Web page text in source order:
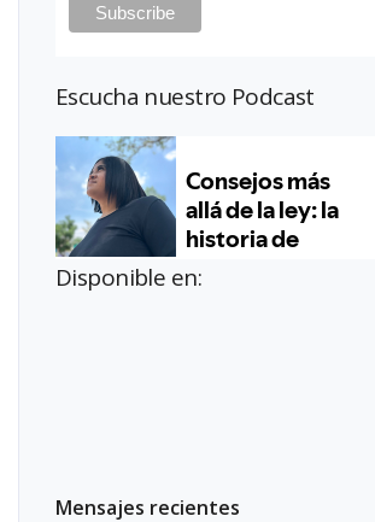
Escucha nuestro Podcast
Disponible en:
Mensajes recientes